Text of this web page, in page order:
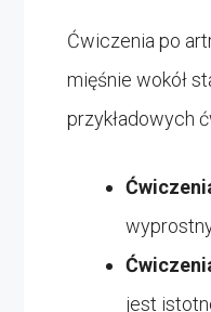
Ćwiczenia po
mięśnie wokół
przykładowych
jest